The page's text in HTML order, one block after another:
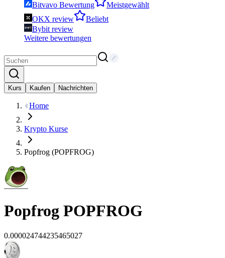
Bitvavo Bewertung
Meistgewählt
OKX review
Beliebt
Bybit review
Weitere bewertungen
Kurs Kaufen Nachrichten
Home
Krypto Kurse
Popfrog (POPFROG)
Popfrog POPFROG
0.000024744235465027